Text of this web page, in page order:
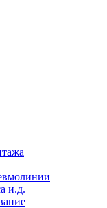
и.д.